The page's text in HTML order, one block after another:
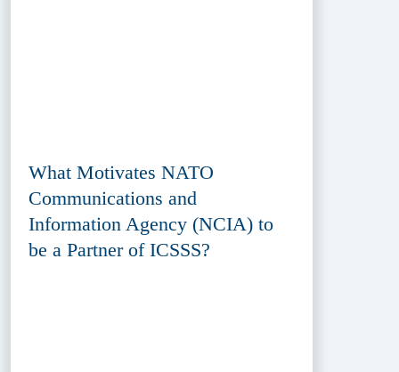
What Motivates NATO
Communications and
Information Agency (NCIA) to
be a Partner of ICSSS?